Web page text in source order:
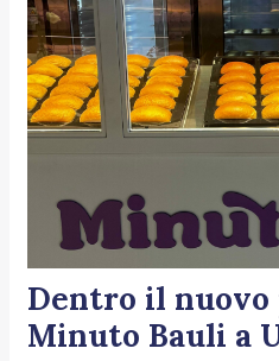
Dentro il
Minuto Bauli a